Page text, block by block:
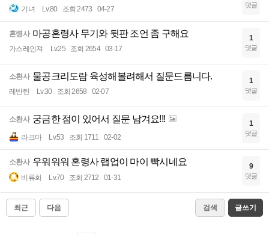
기녀 Lv.80 조회 2473 04-27 댓글
혼령사 마공혼령사 무기와 뒷판 조언 좀 구해요
가스레인져 Lv.25 조회 2654 03-17
1
댓글
소환사 물공크리도람 육성해볼려해서 질문드름니다.
레반틴 Lv.30 조회 2658 02-07
1
댓글
소환사 궁금한 점이 있어서 질문 남겨요!!!
라크마 Lv.53 조회 1711 02-02
1
댓글
소환사 우워워워 혼령사 랩업이 마이 빡시네요
비류화 Lv.70 조회 2712 01-31
9
댓글
최근 다음 검색 글쓰기